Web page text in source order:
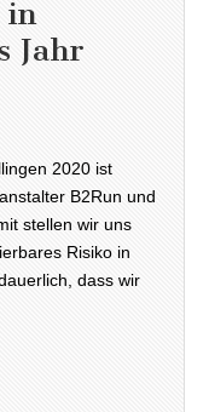
in
Jahr
2020 ist
B2Run und
stellen wir uns
Risiko in
dass wir